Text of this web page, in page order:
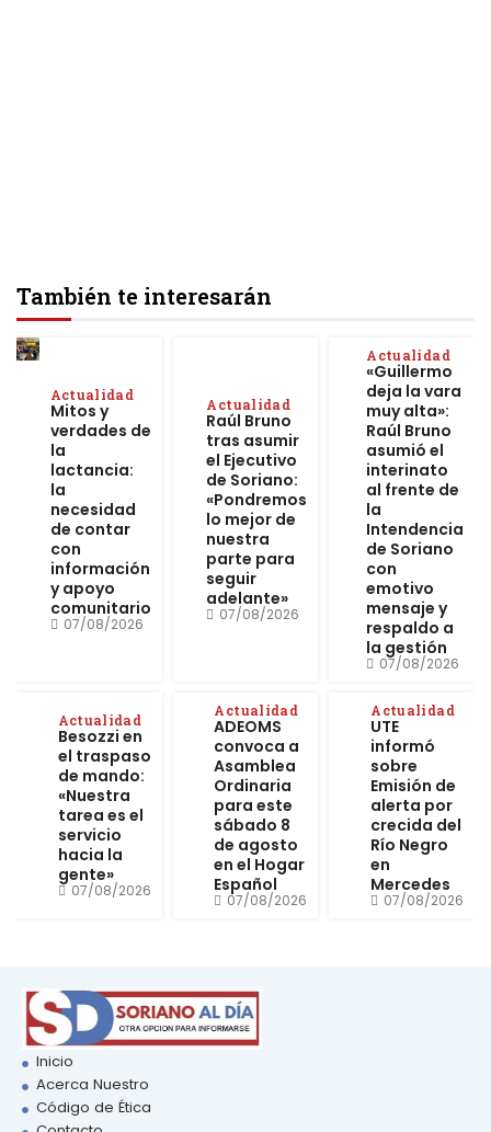
También te interesarán
Actualidad
Mitos y
verdades de
la
lactancia:
la
necesidad
de contar
con
información
y apoyo
comunitario
07/08/2026
Actualidad
Raúl Bruno
tras asumir
el Ejecutivo
de Soriano:
«Pondremos
lo mejor de
nuestra
parte para
seguir
adelante»
07/08/2026
Actualidad
«Guillermo
deja la vara
muy alta»:
Raúl Bruno
asumió el
interinato
al frente de
la
Intendencia
de Soriano
con
emotivo
mensaje y
respaldo a
la gestión
07/08/2026
Actualidad
Besozzi en
el traspaso
de mando:
«Nuestra
tarea es el
servicio
hacia la
gente»
07/08/2026
Actualidad
ADEOMS
convoca a
Asamblea
Ordinaria
para este
sábado 8
de agosto
en el Hogar
Español
07/08/2026
Actualidad
UTE
informó
sobre
Emisión de
alerta por
crecida del
Río Negro
en
Mercedes
07/08/2026
Inicio
Acerca Nuestro
Código de Ética